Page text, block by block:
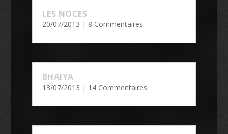
LES NOCES
20/07/2013 | 8 Commentaires
BHAIYA
13/07/2013 | 14 Commentaires